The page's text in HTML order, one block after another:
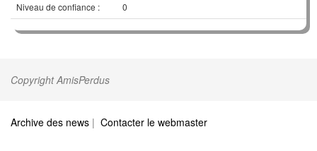
Niveau de confiance :
0
Copyright AmisPerdus
Archive des news | Contacter le webmaster